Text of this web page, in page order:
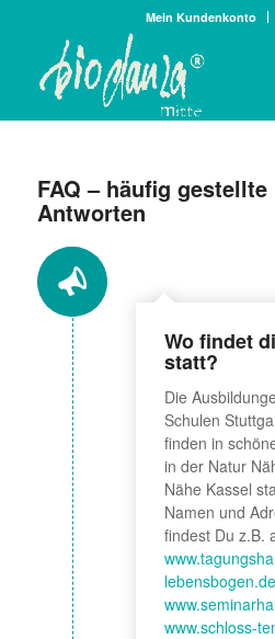
Mein Kundenkonto
FAQ – häufig gestellte
Antworten
Wo findet
statt?
Die
Schulen
finden in
in der Natur
Nähe Kassel
Namen und
findest Du z.B.
www.schloss-